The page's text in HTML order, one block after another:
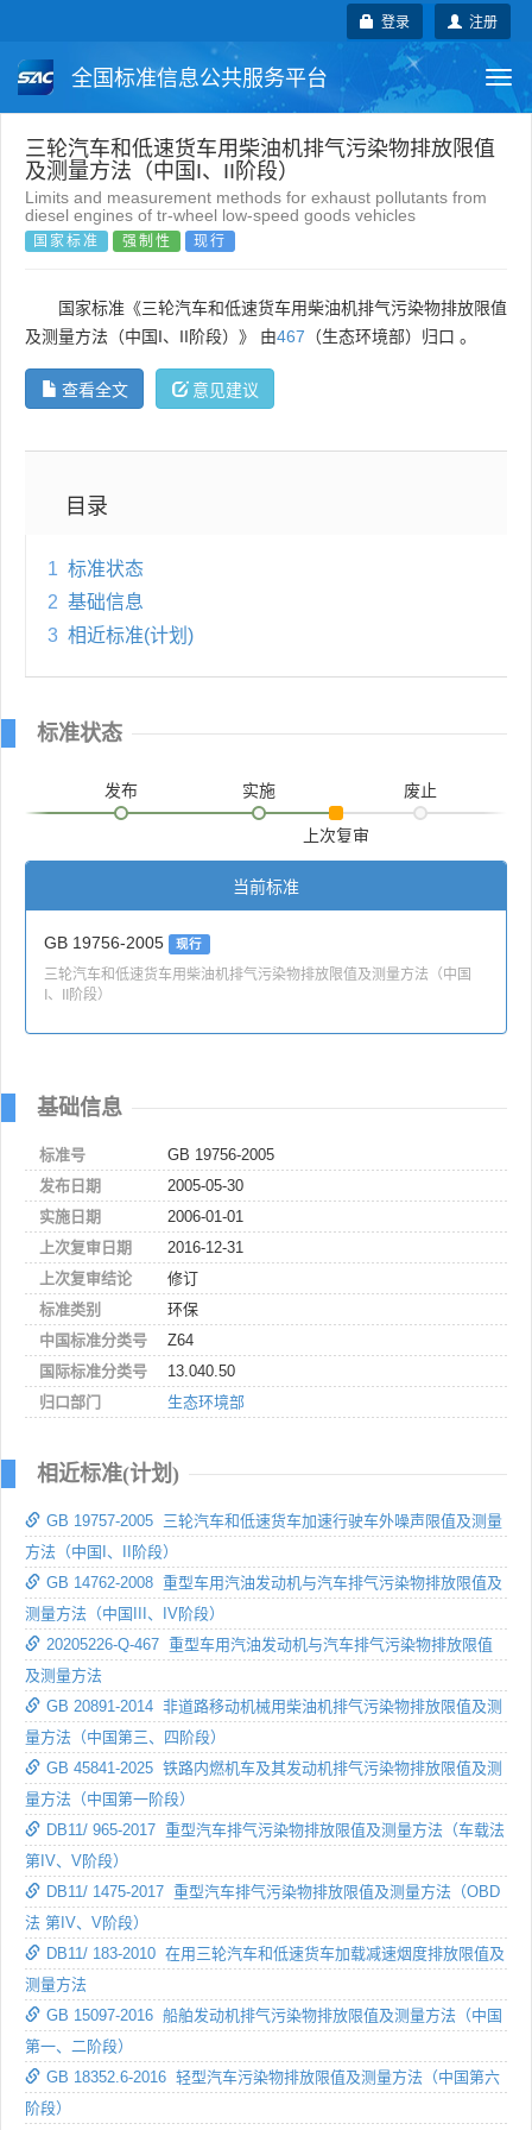
注册
登录
全国标准信息公共服务平台
国家标准 行业标准 地方标准
团体标准 企业标准 国际标准
三轮汽车和低速货车用柴油机排气污染物排放限值
及测量方法（中国I、II阶段）
Limits and measurement methods for exhaust pollutants from
diesel engines of tr-wheel low-speed goods vehicles
国家标准 强制性 现行
国家标准《三轮汽车和低速货车用柴油机排气污染物排放限值
及测量方法（中国I、II阶段）》 由467 （生态环境部）归口 。
查看全文 意见建议
目录
1 标准状态
2 基础信息
3 相近标准(计划)
标准状态
发布 实施
上次复审
废止
当前标准
GB 19756-2005 现行
三轮汽车和低速货车用柴油机排气污染物排放限值及测量方法（中国
I、II阶段）
基础信息
标准号
GB 19756-2005
发布日期
2005-05-30
实施日期
2006-01-01
上次复审日期
2016-12-31
上次复审结论
修订
标准类别
环保
中国标准分类号
Z64
国际标准分类号
13.040.50
归口部门
生态环境部
相近标准(计划)
GB 19757-2005 三轮汽车和低速货车加速行驶车外噪声限值及测量
方法（中国I、II阶段）
GB 14762-2008 重型车用汽油发动机与汽车排气污染物排放限值及
测量方法（中国III、IV阶段）
20205226-Q-467 重型车用汽油发动机与汽车排气污染物排放限值
及测量方法
GB 20891-2014 非道路移动机械用柴油机排气污染物排放限值及测
量方法（中国第三、四阶段）
GB 45841-2025 铁路内燃机车及其发动机排气污染物排放限值及测
量方法（中国第一阶段）
DB11/ 965-2017 重型汽车排气污染物排放限值及测量方法（车载法
第IV、V阶段）
DB11/ 1475-2017 重型汽车排气污染物排放限值及测量方法（OBD
法 第IV、V阶段）
DB11/ 183-2010 在用三轮汽车和低速货车加载减速烟度排放限值及
测量方法
GB 15097-2016 船舶发动机排气污染物排放限值及测量方法（中国
第一、二阶段）
GB 18352.6-2016 轻型汽车污染物排放限值及测量方法（中国第六
阶段）